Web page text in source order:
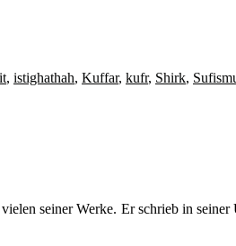
, istighathah, Kuffar, kufr, Shirk,
seiner Werke. Er schrieb in seiner